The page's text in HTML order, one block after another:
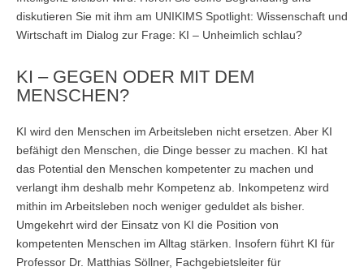
Wind Energy Systems (WES) - Diploma of Advanced Studies
(DAS)
Digital Business
Anmelden Übersicht
Marketing & Sales
Anmelden
Innovation & Entrepreneurship
Anmelden Übersicht
diskutieren Sie mit ihm am UNIKIMS Spotlight: Wissenschaft und
Wirtschaft im Dialog zur Frage: KI – Unheimlich schlau?
KI – GEGEN ODER MIT DEM
MENSCHEN?
KI wird den Menschen im Arbeitsleben nicht ersetzen. Aber KI
befähigt den Menschen, die Dinge besser zu machen. KI hat
das Potential den Menschen kompetenter zu machen und
verlangt ihm deshalb mehr Kompetenz ab. Inkompetenz wird
mithin im Arbeitsleben noch weniger geduldet als bisher.
Umgekehrt wird der Einsatz von KI die Position von
kompetenten Menschen im Alltag stärken. Insofern führt KI für
Professor Dr. Matthias Söllner, Fachgebietsleiter für